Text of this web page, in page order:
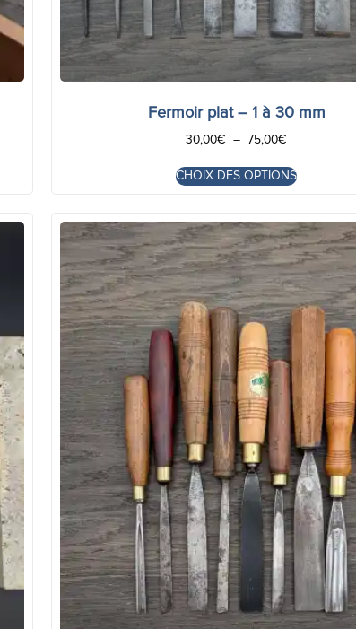
Fermoir plat – 1 à 30 mm
30,00€ – 75,00€
CHOIX DES OPTIONS